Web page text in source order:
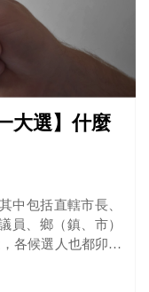
大選】什麼
中包括直轄市長、
員、鄉（鎮、市）
各候選人也都卯足
段獲勝。 到底